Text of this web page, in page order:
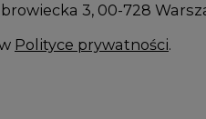
3, 00-728
Polityce prywatności.